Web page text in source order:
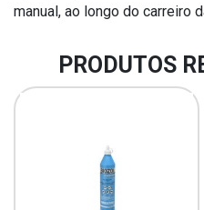
manual, ao longo do carreiro
PRODUTOS